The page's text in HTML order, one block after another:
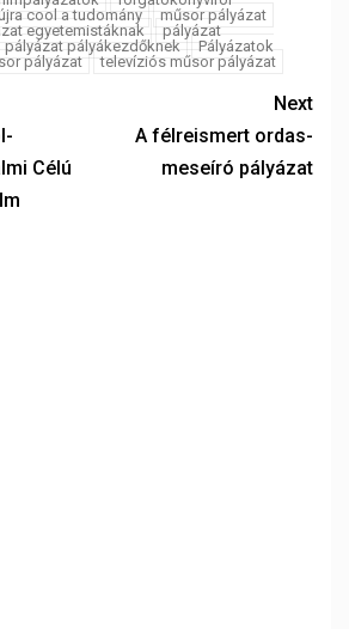
cool a tudomány
műsor pályázat
egyetemistáknak
pályázat
pályázat pályákezdőknek
Pályázatok
pályázat televíziós műsor pályázat
Célú
Next
A félreismert ordas-
meseíró pályázat